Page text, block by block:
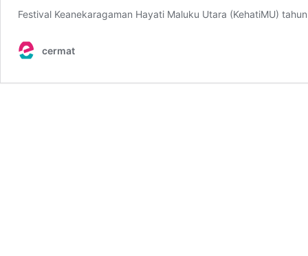
Festival Keanekaragaman Hayati Maluku Utara (KehatiMU)
cermat